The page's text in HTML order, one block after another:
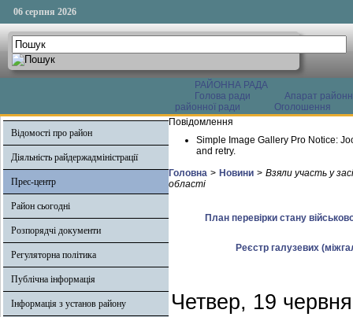
06 серпня 2026
РАЙОННА РАДА
Голова ради
Апарат
районної ради
Оголошення
Відомості про район
Діяльність райдержадміністрації
Прес-центр
Район сьогодні
Розпорядчі документи
Регуляторна політика
Публічна інформація
Інформація з установ району
Повідомлення
Simple Image Gallery Pro Notice:
and retry.
Головна > Новини > Взяли участь у
області
План перевірки стану
Реєстр галузевих
Четвер, 19